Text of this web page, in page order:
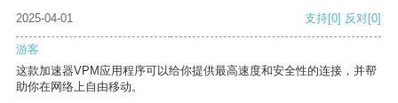
2025-04-01 支持[0] 反对[0]
游客
这款加速器VPM应用程序可以给你提供最高速度和安全性的连接，并帮
助你在网络上自由移动。